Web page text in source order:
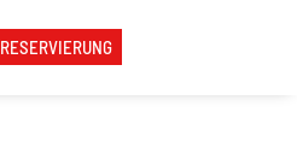
RESERVIERUNG